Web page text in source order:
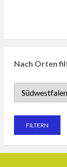
Nach Orten